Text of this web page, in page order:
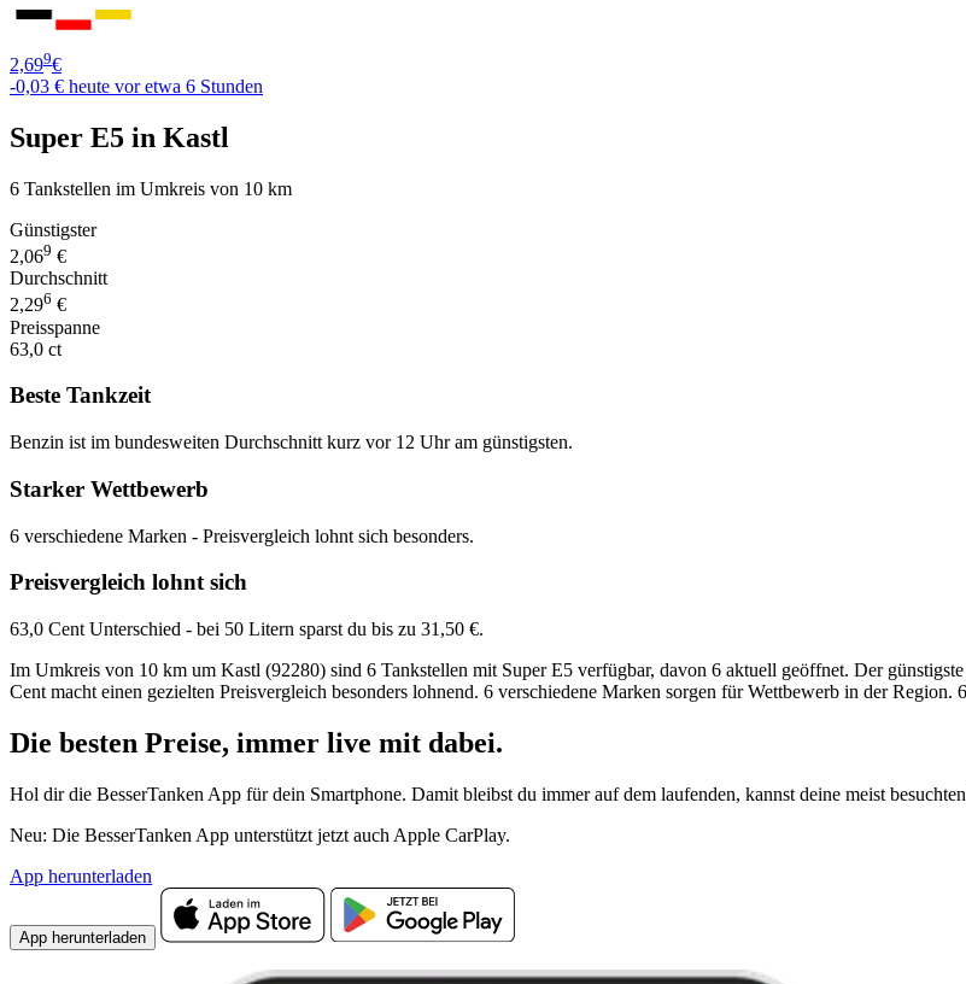
2,699€
-0,03 € heute vor etwa 6 Stunden
Super E5 in Kastl
6 Tankstellen im Umkreis von 10 km
Günstigster
2,069 €
Durchschnitt
2,296 €
Preisspanne
63,0 ct
Beste Tankzeit
Benzin ist im bundesweiten Durchschnitt kurz vor 12 Uhr am günstigsten.
Starker Wettbewerb
6 verschiedene Marken - Preisvergleich lohnt sich besonders.
Preisvergleich lohnt sich
63,0 Cent Unterschied - bei 50 Litern sparst du bis zu 31,50 €.
Im Umkreis von 10 km um Kastl (92280) sind 6 Tankstellen mit Super E5 verfügbar, davon 6 aktuell geöffnet. Der
Cent macht einen gezielten Preisvergleich besonders lohnend. 6 verschiedene Marken sorgen für Wettbewerb in der
Die besten Preise, immer live mit dabei.
Hol dir die BesserTanken App für dein Smartphone. Damit bleibst du immer auf dem laufenden, kannst deine meist
Neu: Die BesserTanken App unterstützt jetzt auch Apple CarPlay.
App herunterladen
App herunterladen